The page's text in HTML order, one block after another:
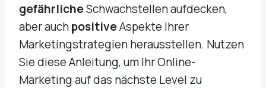
gefährlicheSchwachstellen aufdecken,
aber auchpositiveAspekte Ihrer
Marketingstrategien herausstellen. Nutzen
Sie diese Anleitung, um Ihr Online-
Marketing auf das nächste Level zu